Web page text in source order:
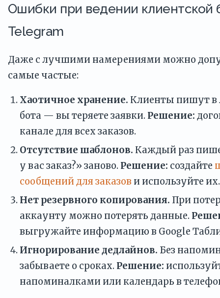
Ошибки при ведении клиентской
Telegram
Даже с лучшими намерениями можно
самые частые:
Хаотичное хранение. Клиенты пишут в
бота — вы теряете заявки. Решение:
канале для всех заказов.
Отсутствие шаблонов. Каждый раз
у вас заказ?» заново. Решение: создайте
сообщений для заказов и используйте их.
Нет резервного копирования. При
аккаунту можно потерять данные.
выгружайте информацию в Google
Игнорирование дедлайнов. Без
забываете о сроках. Решение:
напоминалками или календарь в